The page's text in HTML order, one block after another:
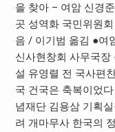
을 찾아 – 여암 신경
곳 성역화 국민위원
음 / 이기범 옮김 ●여
신사현창회 사무국
설 유영렬 전 국사편
국 건국은 축복이었
념재단 김용삼 기획
려 개마무사 한국의